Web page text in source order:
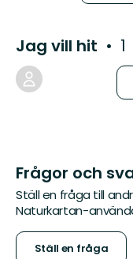
Jag vill hit 1
Frågor och
Ställ en fråga till
Naturkartan-
Ställ en fråga